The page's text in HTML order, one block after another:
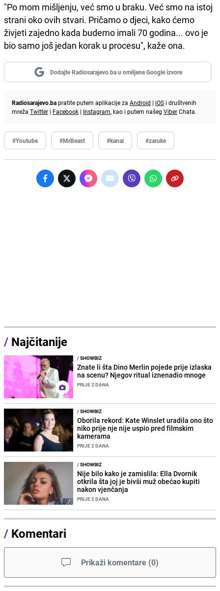
"Po mom mišljenju, već smo u braku. Već smo na istoj
strani oko ovih stvari. Pričamo o djeci, kako ćemo
živjeti zajedno kada budemo imali 70 godina... ovo je
bio samo još jedan korak u procesu", kaže ona.
Dodajte Radiosarajevo.ba u omiljene Google izvore
Radiosarajevo.bapratite putem aplikacije za Android | iOS i društvenih
mreža Twitter | Facebook | Instagram, kao i putem našeg ViberChata.
#Youtube #MrBeast #kanal #zaruke
/ Najčitanije
/SHOWBIZ
Znate li šta Dino Merlin pojede prije izlaska
na scenu? Njegov ritual iznenadio mnoge
PRIJE 2 DANA
/SHOWBIZ
Oborila rekord: Kate Winslet uradila ono što
niko prije nje nije uspio pred filmskim
kamerama
PRIJE 2 DANA
/SHOWBIZ
Nije bilo kako je zamislila: Ella Dvornik
otkrila šta joj je bivši muž obećao kupiti
nakon vjenčanja
PRIJE 2 DANA
/ Komentari
Prikaži komentare (0)